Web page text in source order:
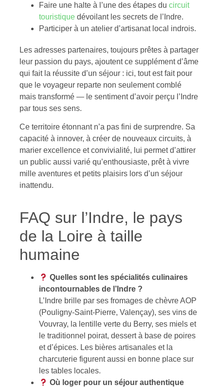
Faire une halte à l’une des étapes du circuit
touristique dévoilant les secrets de l’Indre.
Participer à un atelier d’artisanat local indrois.
Les adresses partenaires, toujours prêtes à partager
leur passion du pays, ajoutent ce supplément d’âme
qui fait la réussite d’un séjour : ici, tout est fait pour
que le voyageur reparte non seulement comblé
mais transformé — le sentiment d’avoir perçu l’Indre
par tous ses sens.
Ce territoire étonnant n’a pas fini de surprendre. Sa
capacité à innover, à créer de nouveaux circuits, à
marier excellence et convivialité, lui permet d’attirer
un public aussi varié qu’enthousiaste, prêt à vivre
mille aventures et petits plaisirs lors d’un séjour
inattendu.
FAQ sur l’Indre, le pays
de la Loire à taille
humaine
Quelles sont les spécialités culinaires
incontournables de l’Indre ?
L’Indre brille par ses fromages de chèvre AOP
(Pouligny-Saint-Pierre, Valençay), ses vins de
Vouvray, la lentille verte du Berry, ses miels et
le traditionnel poirat, dessert à base de poires
et d’épices. Les bières artisanales et la
charcuterie figurent aussi en bonne place sur
les tables locales.
Où loger pour un séjour authentique